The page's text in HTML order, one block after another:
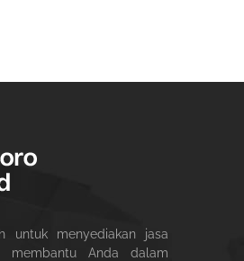
untuk menyediakan jasa
membantu Anda dalam